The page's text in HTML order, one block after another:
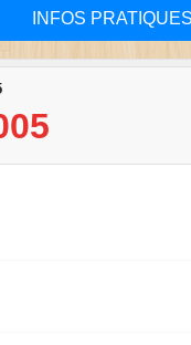
INFOS PRATIQUES